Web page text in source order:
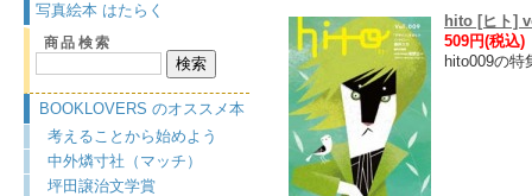
写真絵本 はたらく
商品検索
BOOKLOVERS のオススメ本
考えることから始めよう
中外燐寸社（マッチ）
坪田譲治文学賞
hito [ヒト]
509円(税込)
hito009の